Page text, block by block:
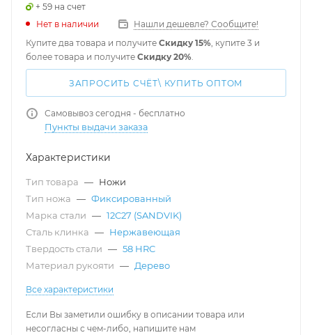
+ 59 на счет
Нет в наличии
Нашли дешевле? Сообщите!
Купите два товара и получите Скидку 15% , купите 3 и
более товара и получите Скидку 20%
ЗАПРОСИТЬ СЧЁТ\ КУПИТЬ ОПТОМ
Самовывоз сегодня - бесплатно
Пункты выдачи заказа
Характеристики
Тип товара — Ножи
Тип ножа — Фиксированный
Марка стали — 12C27 (SANDVIK)
Сталь клинка — Нержавеющая
Твердость стали — 58 HRC
Материал рукояти — Дерево
Все характеристики
Если Вы заметили ошибку в описании товара или
несогласны с чем-либо, напишите нам